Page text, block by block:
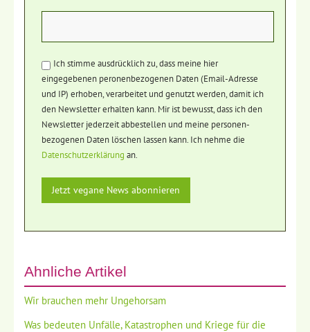
Ich stimme ausdrücklich zu, dass meine hier
eingegebenen peronenbezogenen Daten (Email-Adresse
und IP) erhoben, verarbeitet und genutzt werden, damit ich
den Newsletter erhalten kann. Mir ist bewusst, dass ich den
Newsletter jederzeit abbestellen und meine personen-
bezogenen Daten löschen lassen kann. Ich nehme die
Datenschutzerklärung an.
Ähnliche Artikel
Wir brauchen mehr Ungehorsam
Was bedeuten Unfälle, Katastrophen und Kriege für die